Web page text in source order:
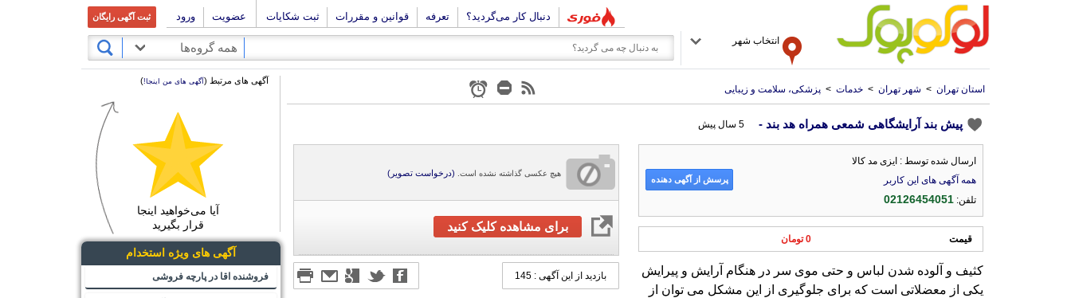
دنبال کار می‌گردید؟ تعرفه قوانین و مقررات ثبت شکایات عضویت ورود ثبت آگهی رایگان
انتخاب شهر
همه گروه‌ها
استان تهران > شهر تهران > خدمات > پزشکی، سلامت و زیبایی
پیش بند آرایشگاهی شمعی همراه هد بند - 5 سال پیش
هیچ عکسی گذاشته نشده است. (درخواست تصویر)
برای مشاهده کلیک کنید
بازدید از این آگهی : 145
ارسال شده توسط : ایزی مد کالا
همه آگهی های این کاربر
تلفن:02126454051
پرسش از آگهی دهنده
قیمت 0 تومان
کثیف و آلوده شدن لباس و حتی موی سر در هنگام آرایش و پیرایش
یکی از معضلاتی است که برای جلوگیری از این مشکل می توان از
آگهی های مرتبط (آگهی های من اینجا!)
آیا می‌خواهید اینجا
قرار بگیرید
آگهی های ویژه استخدام
فروشنده اقا در پارچه فروشی